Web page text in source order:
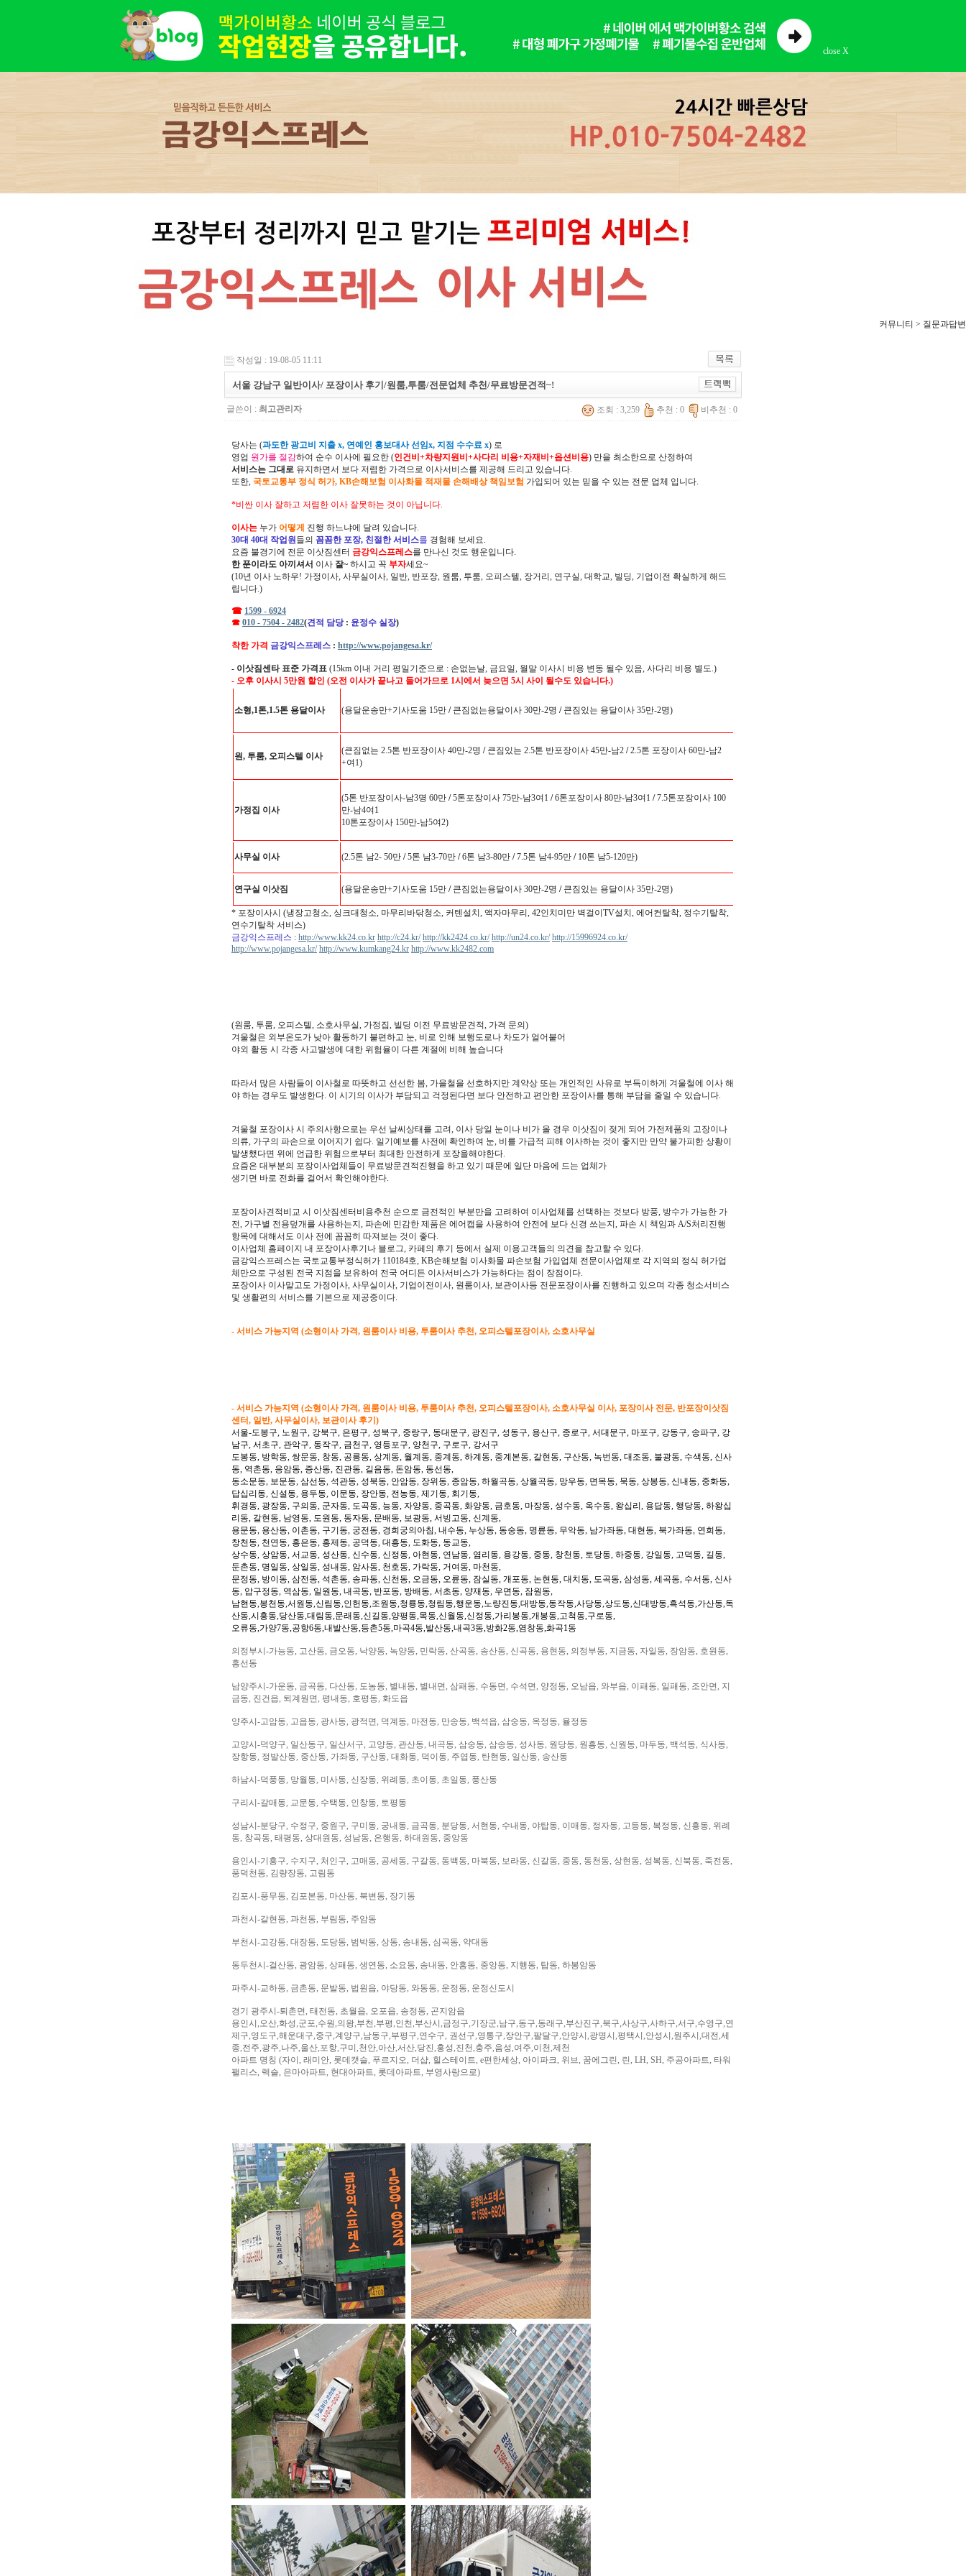
close X
커뮤니티 > 질문과답변
작성일 : 19-08-05 11:11
서울 강남구 일반이사/ 포장이사 후기/원룸,투룸/전문업체 추천/무료방문견적~!
글쓴이 : 최고관리자 조회 : 3,259 추천 : 0 비추천 : 0
당사는 (과도한 광고비 지출 x, 연예인 홍보대사 선임x, 지점 수수료 x) 로
영업 원가를 절감하여 순수 이사에 필요한 (인건비+차량지원비+사다리 비용+자재비+옵션비용) 만을 최소한으로 산정하여
서비스는 그대로 유지하면서 보다 저렴한 가격으로 이사서비스를 제공해 드리고 있습니다.
또한, 국토교통부 정식 허가, KB손해보험 이사화물 적재물 손해배상 책임보험 가입되어 있는 믿을 수 있는 전문 업체 입니다.
*비싼 이사 잘하고 저렴한 이사 잘못하는 것이 아닙니다.
이사는 누가 어떻게 진행 하느냐에 달려 있습니다.
30대 40대 작업원들의 꼼꼼한 포장, 친절한 서비스를 경험해 보세요.
요즘 불경기에 전문 이삿짐센터 금강익스프레스를 만나신 것도 행운입니다.
한 푼이라도 아끼셔서 이사 잘~ 하시고 꼭 부자세요~
(10년 이사 노하우! 가정이사, 사무실이사, 일반, 반포장, 원룸, 투룸, 오피스텔, 장거리, 연구실, 대학교, 빌딩, 기업이전 확실하게 해드
립니다.)
☎ 1599 - 6924
☎ 010 - 7504 - 2482(견적 담당 : 윤정수 실장)
착한 가격 금강익스프레스 : http://www.pojangesa.kr/
- 이삿짐센타 표준 가격표 (15km 이내 거리 평일기준으로 : 손없는날, 금요일, 월말 이사시 비용 변동 될수 있음, 사다리 비용 별도.)
- 오후 이사시 5만원 할인 (오전 이사가 끝나고 들어가므로 1시에서 늦으면 5시 사이 될수도 있습니다.)
소형,1톤,1.5톤 용달이사 (용달운송만+기사도움 15만 /큰짐없는용달이사 30만-2명 /큰짐있는 용달이사 35만-2명)
원, 투룸, 오피스텔 이사
(큰짐없는 2.5톤 반포장이사 40만-2명 /큰짐있는 2.5톤 반포장이사 45만-남2 /2.5톤 포장이사 60만-남2
+여1)
가정집 이사
(5톤 반포장이사-남3명 60만 /5톤포장이사 75만-남3여1 /6톤포장이사 80만-남3여1 /7.5톤포장이사 100
만-남4여1
10톤포장이사 150만-남5여2)
사무실 이사 (2.5톤 남2- 50만 /5톤 남3-70만 /6톤 남3-80만 /7.5톤 남4-95만 /10톤 남5-120만)
연구실 이삿짐 (용달운송만+기사도움 15만 /큰짐없는용달이사 30만-2명 /큰짐있는 용달이사 35만-2명)
* 포장이사시 (냉장고청소, 싱크대청소, 마무리바닦청소, 커텐설치, 액자마무리, 42인치미만 벽걸이TV설치, 에어컨탈착, 정수기탈착,
연수기탈착 서비스)
금강익스프레스 : http://www.kk24.co.kr http://c24.kr/ http://kk2424.co.kr/ http://un24.co.kr/ http://15996924.co.kr/
http://www.pojangesa.kr/ http://www.kumkang24.kr http://www.kk2482.com
(원룸, 투룸, 오피스텔, 소호사무실, 가정집, 빌딩 이전 무료방문견적, 가격 문의)
겨울철은 외부온도가 낮아 활동하기 불편하고 눈, 비로 인해 보행도로나 차도가 얼어붙어
야외 활동 시 각종 사고발생에 대한 위험율이 다른 계절에 비해 높습니다
따라서 많은 사람들이 이사철로 따뜻하고 선선한 봄, 가을철을 선호하지만 계약상 또는 개인적인 사유로 부득이하게 겨울철에 이사 해
야 하는 경우도 발생한다. 이 시기의 이사가 부담되고 걱정된다면 보다 안전하고 편안한 포장이사를 통해 부담을 줄일 수 있습니다.
겨울철 포장이사 시 주의사항으로는 우선 날씨상태를 고려, 이사 당일 눈이나 비가 올 경우 이삿짐이 젖게 되어 가전제품의 고장이나
의류, 가구의 파손으로 이어지기 쉽다. 일기예보를 사전에 확인하여 눈, 비를 가급적 피해 이사하는 것이 좋지만 만약 불가피한 상황이
발생했다면 위에 언급한 위험으로부터 최대한 안전하게 포장을해야한다.
요즘은 대부분의 포장이사업체들이 무료방문견적진행을 하고 있기 때문에 일단 마음에 드는 업체가
생기면 바로 전화를 걸어서 확인해야한다.
포장이사견적비교 시 이삿짐센터비용추천 순으로 금전적인 부분만을 고려하여 이사업체를 선택하는 것보다 방풍, 방수가 가능한 가
전, 가구별 전용덮개를 사용하는지, 파손에 민감한 제품은 에어캡을 사용하여 안전에 보다 신경 쓰는지, 파손 시 책임과 A/S처리진행
항목에 대해서도 이사 전에 꼼꼼히 따져보는 것이 좋다.
이사업체 홈페이지 내 포장이사후기나 블로그, 카페의 후기 등에서 실제 이용고객들의 의견을 참고할 수 있다.
금강익스프레스는 국토교통부정식허가 110184호, KB손해보험 이사화물 파손보험 가입업체 전문이사업체로 각 지역의 정식 허가업
체만으로 구성된 전국 지점을 보유하여 전국 어디든 이사서비스가 가능하다는 점이 장점이다.
포장이사 이사말고도 가정이사, 사무실이사, 기업이전이사, 원룸이사, 보관이사등 전문포장이사를 진행하고 있으며 각종 청소서비스
및 생활편의 서비스를 기본으로 제공중이다.
- 서비스 가능지역 (소형이사 가격, 원룸이사 비용, 투룸이사 추천, 오피스텔포장이사, 소호사무실
- 서비스 가능지역 (소형이사 가격, 원룸이사 비용, 투룸이사 추천, 오피스텔포장이사, 소호사무실 이사, 포장이사 전문, 반포장이삿짐
센터, 일반, 사무실이사, 보관이사 후기)
서울-도봉구, 노원구, 강북구, 은평구, 성북구, 중랑구, 동대문구, 광진구, 성동구, 용산구, 종로구, 서대문구, 마포구, 강동구, 송파구, 강
남구, 서초구, 관악구, 동작구, 금천구, 영등포구, 양천구, 구로구, 강서구
도봉동, 방학동, 쌍문동, 창동, 공릉동, 상계동, 월계동, 중계동, 하계동, 중계본동, 갈현동, 구산동, 녹번동, 대조동, 불광동, 수색동, 신사
동, 역촌동, 응암동, 증산동, 진관동, 길음동, 돈암동, 동선동,
동소문동, 보문동, 삼선동, 석관동, 성북동, 안암동, 장위동, 종암동, 하월곡동, 상월곡동, 망우동, 면목동, 묵동, 상봉동, 신내동, 중화동,
답십리동, 신설동, 용두동, 이문동, 장안동, 전농동, 제기동, 회기동,
휘경동, 광장동, 구의동, 군자동, 도곡동, 능동, 자양동, 중곡동, 화양동, 금호동, 마장동, 성수동, 옥수동, 왕십리, 용답동, 행당동, 하왕십
리동, 갈현동, 남영동, 도원동, 동자동, 문배동, 보광동, 서빙고동, 신계동,
용문동, 용산동, 이촌동, 구기동, 궁전동, 경희궁의아침, 내수동, 누상동, 동숭동, 명륜동, 무악동, 남가좌동, 대현동, 북가좌동, 연희동,
창천동, 천연동, 홍은동, 홍제동, 공덕동, 대흥동, 도화동, 동교동,
상수동, 상암동, 서교동, 성산동, 신수동, 신정동, 아현동, 연남동, 염리동, 용강동, 중동, 창천동, 토당동, 하중동, 강일동, 고덕동, 길동,
둔촌동, 명일동, 상일동, 성내동, 암사동, 천호동, 가락동, 거여동, 마천동,
문정동, 방이동, 삼전동, 석촌동, 송파동, 신천동, 오금동, 오륜동, 잠실동, 개포동, 논현동, 대치동, 도곡동, 삼성동, 세곡동, 수서동, 신사
동, 압구정동, 역삼동, 일원동, 내곡동, 반포동, 방배동, 서초동, 양재동, 우면동, 잠원동,
남현동,봉천동,서원동,신림동,인헌동,조원동,청룡동,청림동,행운동,노량진동,대방동,동작동,사당동,상도동,신대방동,흑석동,가산동,독
산동,시흥동,당산동,대림동,문래동,신길동,양평동,목동,신월동,신정동,가리봉동,개봉동,고척동,구로동,
오류동,가양7동,공항6동,내발산동,등촌5동,마곡4동,발산동,내곡3동,방화2동,염창동,화곡1동
의정부시-가능동, 고산동, 금오동, 낙양동, 녹양동, 민락동, 산곡동, 송산동, 신곡동, 용현동, 의정부동, 지금동, 자일동, 장암동, 호원동,
흥선동
남양주시-가운동, 금곡동, 다산동, 도농동, 별내동, 별내면, 삼패동, 수동면, 수석면, 양정동, 오남읍, 와부읍, 이패동, 일패동, 조안면, 지
금동, 진건읍, 퇴계원면, 평내동, 호평동, 화도읍
양주시-고암동, 고읍동, 광사동, 광적면, 덕계동, 마전동, 만송동, 백석읍, 삼숭동, 옥정동, 율정동
고양시-덕양구, 일산동구, 일산서구, 고양동, 관산동, 내곡동, 삼숭동, 삼송동, 성사동, 원당동, 원흥동, 신원동, 마두동, 백석동, 식사동,
장항동, 정발산동, 중산동, 가좌동, 구산동, 대화동, 덕이동, 주엽동, 탄현동, 일산동, 송산동
하남시-덕풍동, 망월동, 미사동, 신장동, 위례동, 초이동, 초일동, 풍산동
구리시-갈매동, 교문동, 수택동, 인창동, 토평동
성남시-분당구, 수정구, 중원구, 구미동, 궁내동, 금곡동, 분당동, 서현동, 수내동, 야탑동, 이매동, 정자동, 고등동, 복정동, 신흥동, 위례
동, 창곡동, 태평동, 상대원동, 성남동, 은행동, 하대원동, 중앙동
용인시-기흥구, 수지구, 처인구, 고매동, 공세동, 구갈동, 동백동, 마북동, 보라동, 신갈동, 중동, 동천동, 상현동, 성복동, 신북동, 죽전동,
풍덕천동, 김량장동, 고림동
김포시-풍무동, 김포본동, 마산동, 북변동, 장기동
과천시-갈현동, 과천동, 부림동, 주암동
부천시-고강동, 대장동, 도당동, 범박동, 상동, 송내동, 심곡동, 약대동
동두천시-걸산동, 광암동, 상패동, 생연동, 소요동, 송내동, 안흥동, 중앙동, 지행동, 탑동, 하봉암동
파주시-교하동, 금촌동, 문발동, 법원읍, 야당동, 와동동, 운정동, 운정신도시
경기 광주시-퇴촌면, 태전동, 초월읍, 오포읍, 송정동, 곤지암읍
용인시,오산,화성,군포,수원,의왕,부천,부평,인천,부산시,금정구,기장군,남구,동구,동래구,부산진구,북구,사상구,사하구,서구,수영구,연
제구,영도구,해운대구,중구,계양구,남동구,부평구,연수구, 권선구,영통구,장안구,팔달구,안양시,광명시,평택시,안성시,원주시,대전,세
종,전주,광주,나주,울산,포항,구미,천안,아산,서산,당진,홍성,진천,충주,음성,여주,이천,제천
아파트 명칭 (자이, 래미안, 롯데캣슬, 푸르지오, 더샵, 힐스테이트, e편한세상, 아이파크, 위브, 꿈에그린, 린, LH, SH, 주공아파트, 타워
팰리스, 렉슬, 은마아파트, 현대아파트, 롯데아파트, 부영사랑으로)